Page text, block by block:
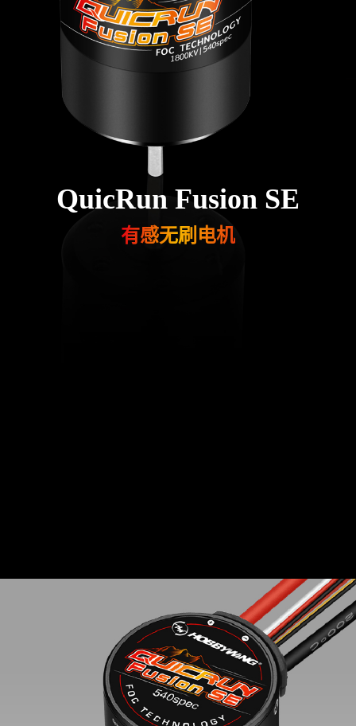
QuicRun Fusion SE
有感无刷电机